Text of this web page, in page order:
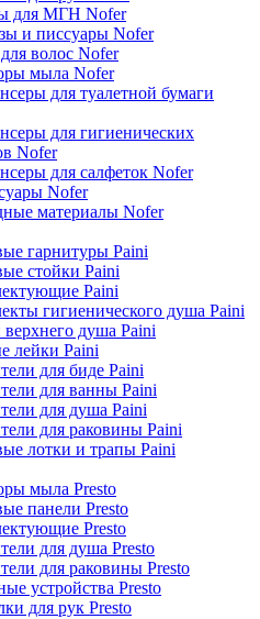
для МГН Nofer
и писсуары Nofer
волос Nofer
мыла Nofer
для туалетной бумаги
для гигиенических
Nofer
для салфеток Nofer
Nofer
материалы Nofer
гарнитуры Paini
стойки Paini
Paini
гигиенического душа Paini
душа Paini
лейки Paini
для биде Paini
для ванны Paini
для душа Paini
для раковины Paini
лотки и трапы Paini
мыла Presto
панели Presto
Presto
для душа Presto
для раковины Presto
устройства Presto
для рук Presto